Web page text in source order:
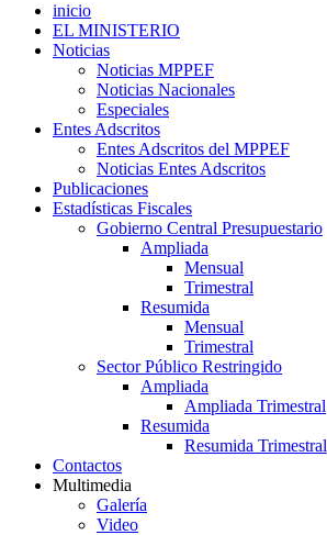
inicio
EL MINISTERIO
Noticias
Noticias MPPEF
Noticias Nacionales
Especiales
Entes Adscritos
Entes Adscritos del MPPEF
Noticias Entes Adscritos
Publicaciones
Estadísticas Fiscales
Gobierno Central Presupuestario
Ampliada
Mensual
Trimestral
Resumida
Mensual
Trimestral
Sector Público Restringido
Ampliada
Ampliada Trimestral
Resumida
Resumida Trimestral
Contactos
Multimedia
Galería
Video